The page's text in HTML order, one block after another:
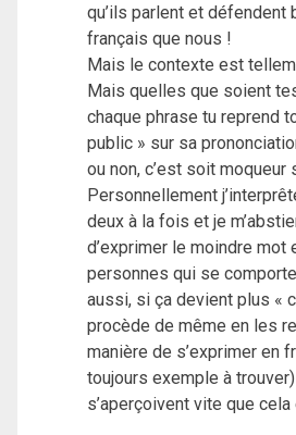
qu’ils parlent et défendent
français que nous !
Mais le contexte est
Mais quelles que soient
chaque phrase tu reprend
public » sur sa
ou non, c’est soit moqueur
Personnellement
deux à la fois et je
d’exprimer le moindre mot
personnes qui se
aussi, si ça devient plus «
procède de même en les
manière de s’exprimer en
toujours exemple à
s’aperçoivent vite que